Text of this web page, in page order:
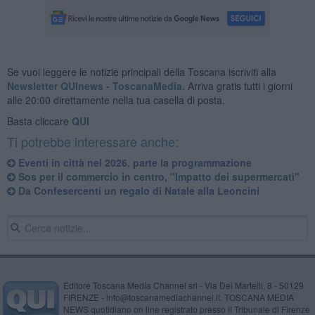
Se vuoi leggere le notizie principali della Toscana iscriviti alla
Newsletter QUInews - ToscanaMedia. Arriva gratis tutti i giorni
alle 20:00 direttamente nella tua casella di posta.
Basta cliccare QUI
Ti potrebbe interessare anche:
Eventi in città nel 2026, parte la programmazione
Sos per il commercio in centro, "Impatto dei supermercati"
Da Confesercenti un regalo di Natale alla Leoncini
Editore Toscana Media Channel srl - Via Dei Martelli, 8 - 50129
FIRENZE - info@toscanamediachannel.it. TOSCANA MEDIA
NEWS quotidiano on line registrato presso il Tribunale di Firenze